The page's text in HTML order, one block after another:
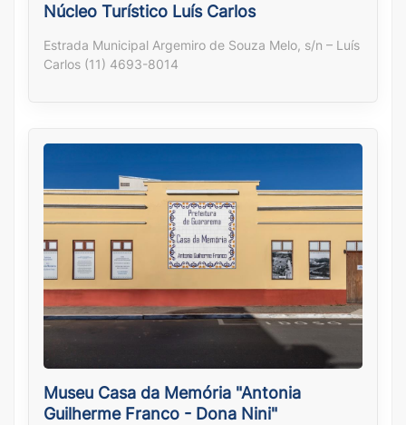
Núcleo Turístico Luís Carlos
Estrada Municipal Argemiro de Souza Melo, s/n – Luís
Carlos (11) 4693-8014
Museu Casa da Memória "Antonia
Guilherme Franco - Dona Nini"